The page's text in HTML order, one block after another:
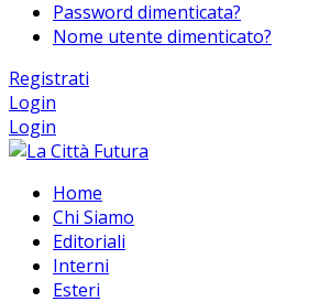
Password dimenticata?
Nome utente dimenticato?
Registrati
Login
Login
Home
Chi Siamo
Editoriali
Interni
Esteri